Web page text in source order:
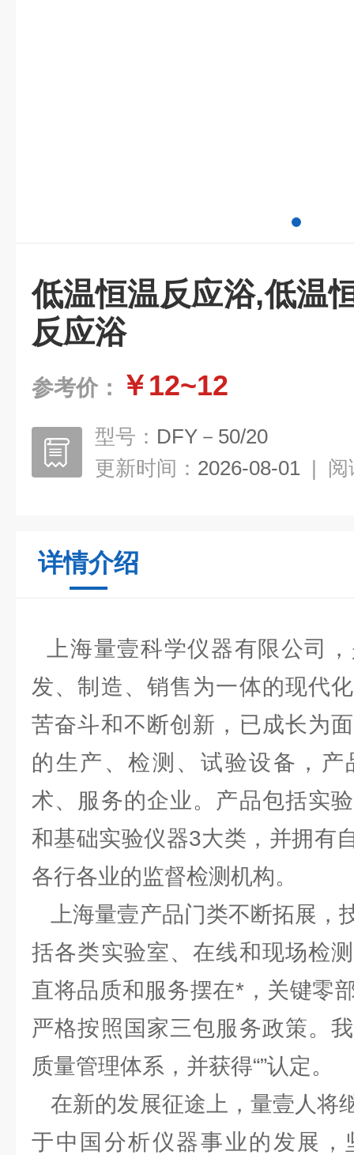
低温恒温反应浴,低温
反应浴
参考价： ￥12~12
型号： DFY－50/20
更新时间： 2026-08-01 | 阅
详情介绍
上海量壹科学仪器有限公司
发、制造、销售为一体的现代
苦奋斗和不断创新，已成长为
的生产、检测、试验设备，
术、服务的企业。产品包括实
和基础实验仪器3大类，并拥有
各行各业的监督检测机构。
上海量壹产品门类不断拓展，
括各类实验室、在线和现场检
直将品质和服务摆在*，关键零
严格按照国家三包服务政策。
质量管理体系，并获得“”认定。
在新的发展征途上，量壹人将
于中国分析仪器事业的发展，